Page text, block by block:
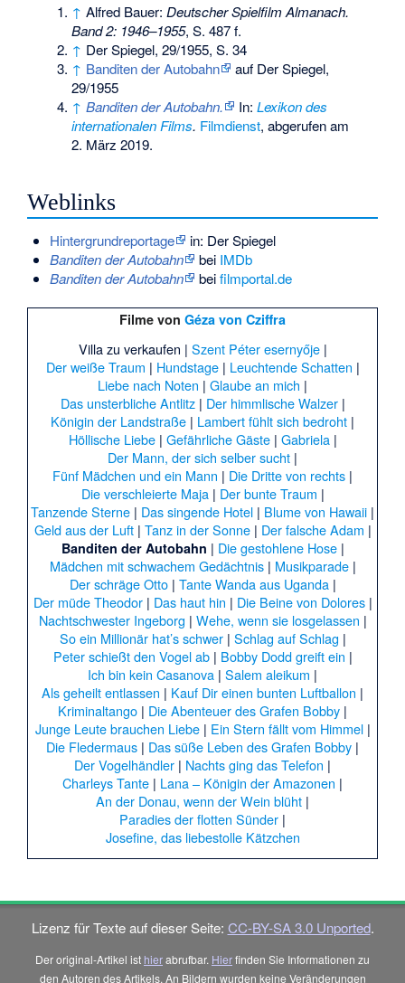
↑ Alfred Bauer:Deutscher Spielfilm Almanach.
Band 2: 1946–1955, S. 487 f.
↑ Der Spiegel, 29/1955, S. 34
↑ Banditen der Autobahn
auf Der Spiegel,
29/1955
↑ Banditen der Autobahn. In:Lexikon des
internationalen Films. Filmdienst, abgerufen am
2. März 2019.
Weblinks
Hintergrundreportage
in: Der Spiegel
Banditen der Autobahn
bei IMDb
Banditen der Autobahn
beifilmportal.de
Filme von Géza von Cziffra
Villa zu verkaufen | Szent Péter esernyője|
Der weiße Traum | Hundstage| Leuchtende Schatten |
Liebe nach Noten | Glaube an mich |
Das unsterbliche Antlitz| Der himmlische Walzer|
Königin der Landstraße | Lambert fühlt sich bedroht |
Höllische Liebe| Gefährliche Gäste| Gabriela|
Der Mann, der sich selber sucht |
Fünf Mädchen und ein Mann | Die Dritte von rechts |
Die verschleierte Maja| Der bunte Traum |
Tanzende Sterne | Das singende Hotel | Blume von Hawaii |
Geld aus der Luft| Tanz in der Sonne| Der falsche Adam |
Banditen der Autobahn | Die gestohlene Hose|
Mädchen mit schwachem Gedächtnis| Musikparade|
Der schräge Otto| Tante Wanda aus Uganda|
Der müde Theodor| Das haut hin | Die Beine von Dolores|
Nachtschwester Ingeborg | Wehe, wenn sie losgelassen |
So ein Millionär hat’s schwer| Schlag auf Schlag |
Peter schießt den Vogel ab| Bobby Dodd greift ein |
Ich bin kein Casanova | Salem aleikum |
Als geheilt entlassen | Kauf Dir einen bunten Luftballon |
Kriminaltango | Die Abenteuer des Grafen Bobby |
Junge Leute brauchen Liebe| Ein Stern fällt vom Himmel|
Die Fledermaus | Das süße Leben des Grafen Bobby |
Der Vogelhändler | Nachts ging das Telefon |
Charleys Tante | Lana – Königin der Amazonen |
An der Donau, wenn der Wein blüht |
Paradies der flotten Sünder |
Josefine, das liebestolle Kätzchen
Lizenz für Texte auf dieser Seite: CC-BY-SA 3.0 Unported.
Der original-Artikel ist hierabrufbar. Hierfinden Sie Informationen zu
den Autoren des Artikels. An Bildern wurden keine Veränderungen